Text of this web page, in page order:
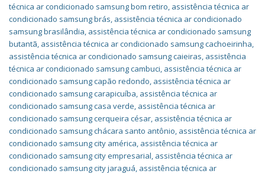
técnica ar condicionado samsung bom retiro, assistência técnica ar
condicionado samsung brás, assistência técnica ar condicionado
samsung brasilândia, assistência técnica ar condicionado samsung
butantã, assistência técnica ar condicionado samsung cachoeirinha,
assistência técnica ar condicionado samsung caieiras, assistência
técnica ar condicionado samsung cambuci, assistência técnica ar
condicionado samsung capão redondo, assistência técnica ar
condicionado samsung carapicuíba, assistência técnica ar
condicionado samsung casa verde, assistência técnica ar
condicionado samsung cerqueira césar, assistência técnica ar
condicionado samsung chácara santo antônio, assistência técnica ar
condicionado samsung city américa, assistência técnica ar
condicionado samsung city empresarial, assistência técnica ar
condicionado samsung city jaraguá, assistência técnica ar